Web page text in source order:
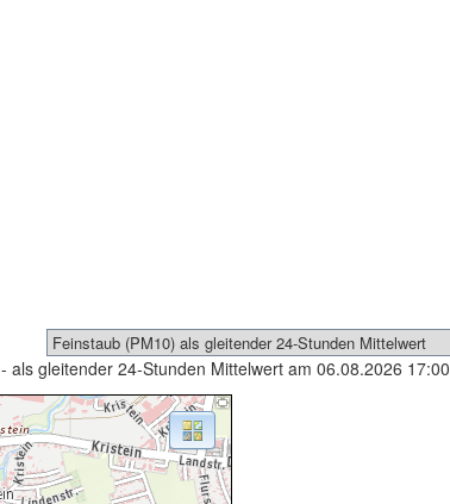
- als gleitender 24-Stunden Mittelwert am 06.08.2026 17:00